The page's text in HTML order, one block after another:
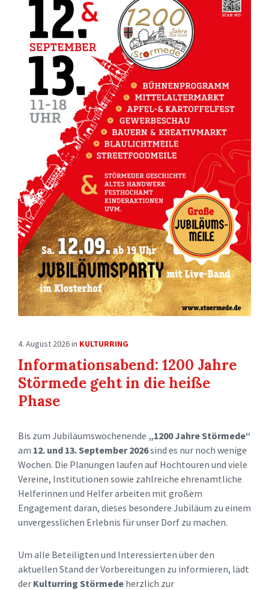
4. August 2026in KULTURRING
Informationsabend: 1200 Jahre
Störmede geht in die heiße
Phase
Bis zum Jubiläumswochenende „1200 Jahre Störmede“
am 12. und 13. September 2026sind es nur noch wenige
Wochen. Die Planungen laufen auf Hochtouren und viele
Vereine, Institutionen sowie zahlreiche ehrenamtliche
Helferinnen und Helfer arbeiten mit großem
Engagement daran, dieses besondere Jubiläum zu einem
unvergesslichen Erlebnis für unser Dorf zu machen.
Um alle Beteiligten und Interessierten über den
aktuellen Stand der Vorbereitungen zu informieren, lädt
der Kulturring Störmede herzlich zur